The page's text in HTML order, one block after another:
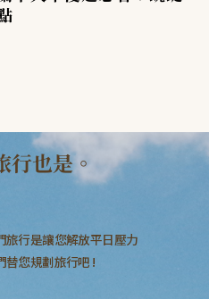
行也是。
旅行是讓您解放平日壓力
您規劃旅行吧 !